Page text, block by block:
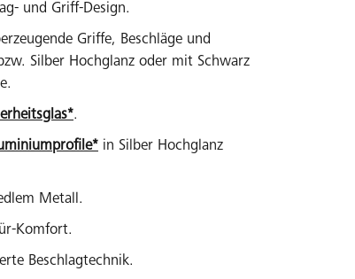
und Griff-Design.
Griffe, Beschläge und
Silber Hochglanz oder mit Schwarz
.
in Silber Hochglanz
Metall.
Komfort.
Beschlagtechnik.